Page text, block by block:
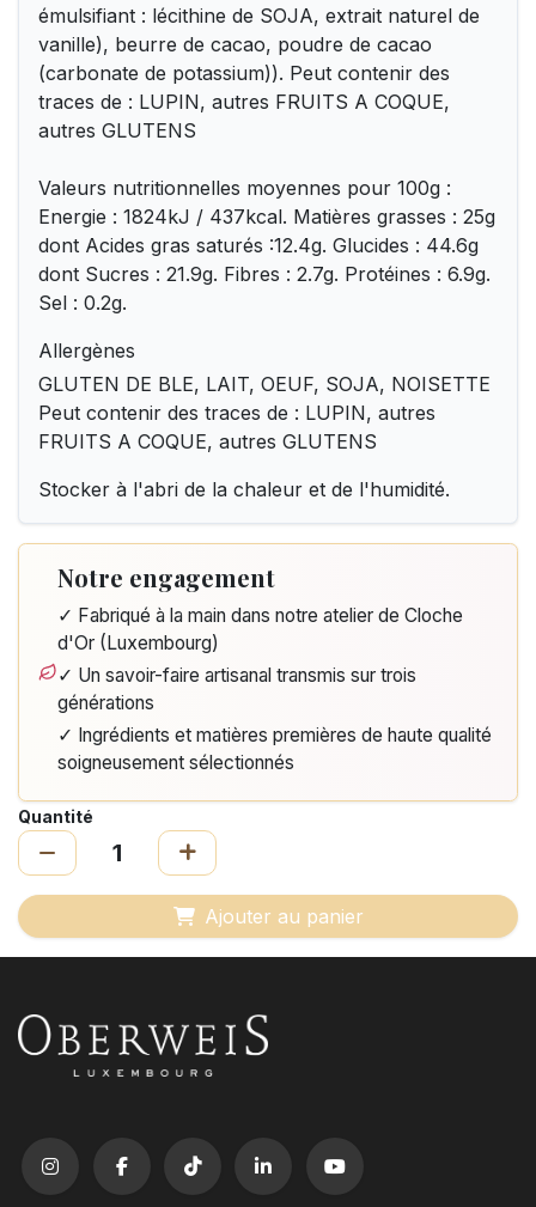
émulsifiant : lécithine de SOJA, extrait naturel de
vanille), beurre de cacao, poudre de cacao
(carbonate de potassium)). Peut contenir des
traces de : LUPIN, autres FRUITS A COQUE,
autres GLUTENS
Valeurs nutritionnelles moyennes pour 100g :
Energie : 1824kJ / 437kcal. Matières grasses : 25g
dont Acides gras saturés :12.4g. Glucides : 44.6g
dont Sucres : 21.9g. Fibres : 2.7g. Protéines : 6.9g.
Sel : 0.2g.
Allergènes
GLUTEN DE BLE, LAIT, OEUF, SOJA, NOISETTE
Peut contenir des traces de : LUPIN, autres
FRUITS A COQUE, autres GLUTENS
Stocker à l'abri de la chaleur et de l'humidité.
Notre engagement
✓ Fabriqué à la main dans notre atelier de Cloche
d'Or (Luxembourg)
✓ Un savoir-faire artisanal transmis sur trois
générations
✓ Ingrédients et matières premières de haute qualité
soigneusement sélectionnés
Quantité
Ajouter au panier